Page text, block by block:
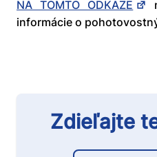
NA TOMTO ODKAZE
informácie o
Zdieľajte